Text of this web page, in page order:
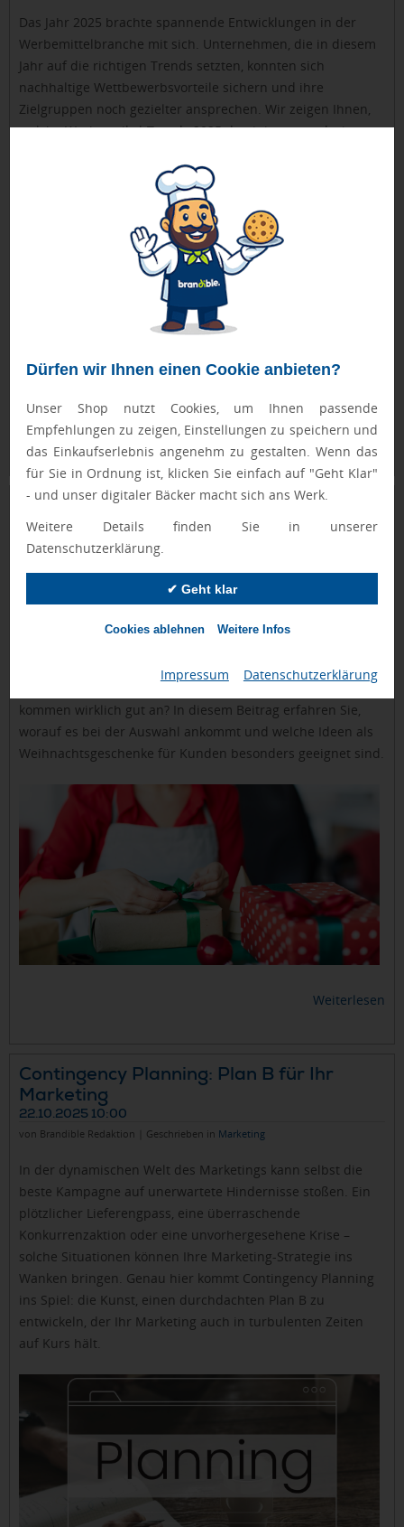
Dürfen wir Ihnen einen Cookie anbieten?
Unser Shop nutzt Cookies, um Ihnen passende
Empfehlungen zu zeigen, Einstellungen zu speichern und
das Einkaufserlebnis angenehm zu gestalten. Wenn das
für Sie in Ordnung ist, klicken Sie einfach auf "Geht Klar"
- und unser digitaler Bäcker macht sich ans Werk.
Weitere Details finden Sie in unserer
Datenschutzerklärung.
✔ Geht klar
Cookies ablehnen Weitere Infos
Impressum Datenschutzerklärung
Das Jahr 2025 brachte spannende Entwicklungen in der
Werbemittelbranche mit sich. Unternehmen, die in diesem
Jahr auf die richtigen Trends setzten, konnten sich
nachhaltige Wettbewerbsvorteile sichern und ihre
Zielgruppen noch gezielter ansprechen. Wir zeigen Ihnen,
welche Werbeartikel-Trends 2025 dominierten und wie
gewinnbringend für Ihre Markenkommunikation einsetzen
Weiterlesen
Weihnachtsgeschenke für Kunden: Ideen,
die ankommen
30.10.2025 10:00
Die Adventszeit steht vor der Tür und damit auch die Frage:
Wie bedanke ich mich bei meinen Kunden für die
Weihnachtsgeschenk-Idee stärkt die Geschäftsbeziehung
kommen wirklich gut an? In diesem Beitrag erfahren Sie,
worauf es bei der Auswahl ankommt und welche Ideen als
Weihnachtsgeschenke für Kunden besonders geeignet sind.
Weiterlesen
Contingency Planning: Plan B für Ihr
Marketing
22.10.2025 10:00
von Brandible Redaktion | Geschrieben in Marketing
In der dynamischen Welt des Marketings kann selbst die
beste Kampagne auf unerwartete Hindernisse stoßen. Ein
plötzlicher Lieferengpass, eine überraschende
Konkurrenzaktion oder eine unvorhergesehene Krise –
solche Situationen können Ihre Marketing-Strategie ins
Wanken bringen. Genau hier kommt Contingency Planning
ins Spiel: die Kunst, einen durchdachten Plan B zu
entwickeln, der Ihr Marketing auch in turbulenten Zeiten
auf Kurs hält.